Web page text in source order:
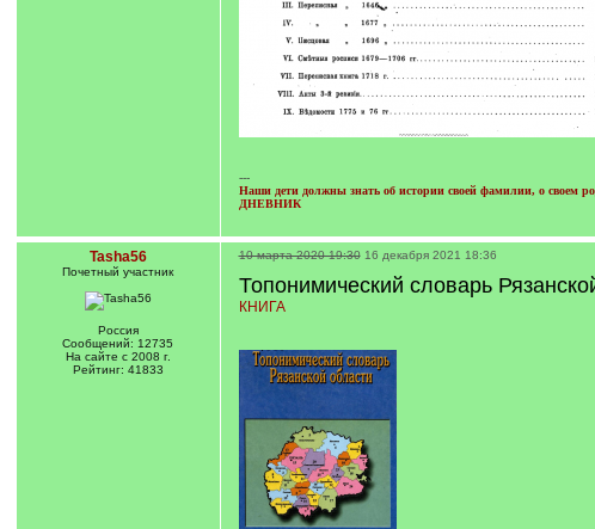
---
Наши дети должны знать об истории своей фамилии, о своем
ДНЕВНИК
Tasha56
Почетный учаcтник
Россия
Сообщений: 12735
На сайте с 2008 г.
Рейтинг: 41833
10 марта 2020 19:30 16 декабря 2021 18:36
Топонимический словарь
КНИГА